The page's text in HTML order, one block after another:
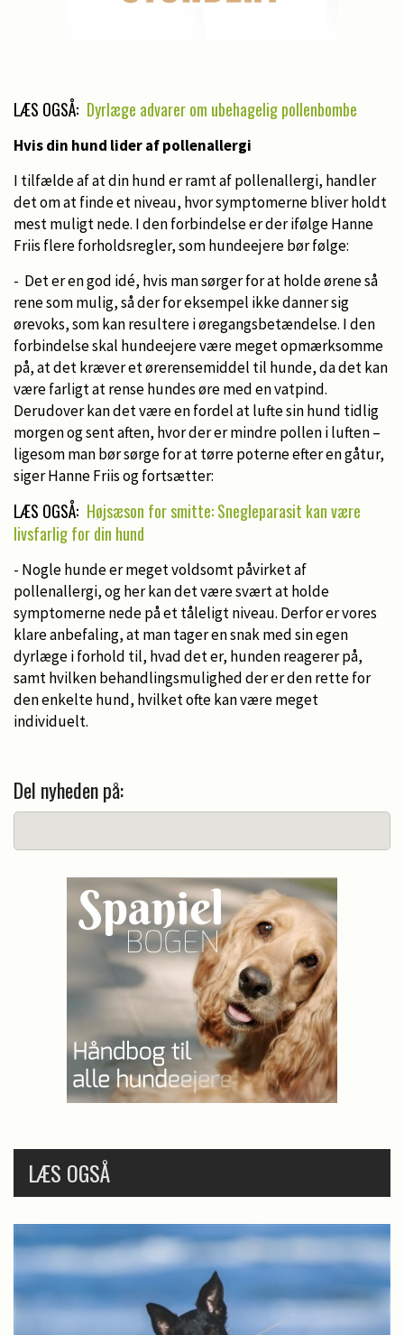
LÆS OGSÅ: Dyrlæge advarer om ubehagelig pollenbombe
Hvis din hund lider af pollenallergi
I tilfælde af at din hund er ramt af pollenallergi, handler
det om at finde et niveau, hvor symptomerne bliver holdt
mest muligt nede. I den forbindelse er der ifølge Hanne
Friis flere forholdsregler, som hundeejere bør følge:
- Det er en god idé, hvis man sørger for at holde ørene så
rene som mulig, så der for eksempel ikke danner sig
ørevoks, som kan resultere i øregangsbetændelse. I den
forbindelse skal hundeejere være meget opmærksomme
på, at det kræver et ørerensemiddel til hunde, da det kan
være farligt at rense hundes øre med en vatpind.
Derudover kan det være en fordel at lufte sin hund tidlig
morgen og sent aften, hvor der er mindre pollen i luften –
ligesom man bør sørge for at tørre poterne efter en gåtur,
siger Hanne Friis og fortsætter:
LÆS OGSÅ: Højsæson for smitte: Snegleparasit kan være
livsfarlig for din hund
- Nogle hunde er meget voldsomt påvirket af
pollenallergi, og her kan det være svært at holde
symptomerne nede på et tåleligt niveau. Derfor er vores
klare anbefaling, at man tager en snak med sin egen
dyrlæge i forhold til, hvad det er, hunden reagerer på,
samt hvilken behandlingsmulighed der er den rette for
den enkelte hund, hvilket ofte kan være meget
individuelt.
Del nyheden på:
LÆS OGSÅ